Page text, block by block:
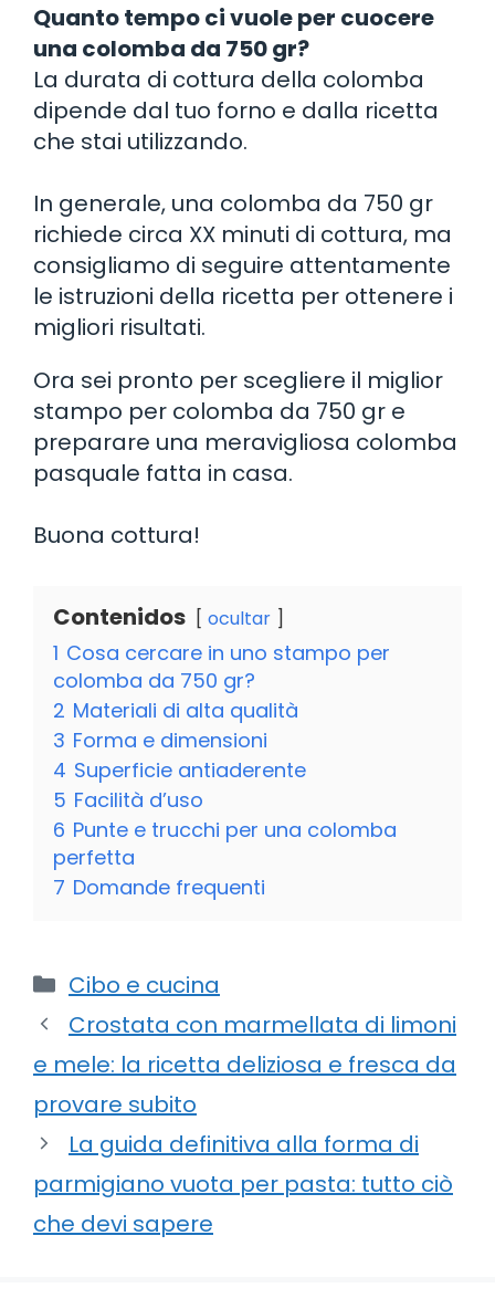
Quanto tempo ci vuole per cuocere
una colomba da 750 gr?
La durata di cottura della colomba
dipende dal tuo forno e dalla ricetta
che stai utilizzando.
In generale, una colomba da 750 gr
richiede circa XX minuti di cottura, ma
consigliamo di seguire attentamente
le istruzioni della ricetta per ottenere i
migliori risultati.
Ora sei pronto per scegliere il miglior
stampo per colomba da 750 gr e
preparare una meravigliosa colomba
pasquale fatta in casa.
Buona cottura!
Contenidos ocultar
1 Cosa cercare in uno stampo per
colomba da 750 gr?
2 Materiali di alta qualità
3 Forma e dimensioni
4 Superficie antiaderente
5 Facilità d’uso
6 Punte e trucchi per una colomba
perfetta
7 Domande frequenti
Categorie
Cibo e cucina
Crostata con marmellata di limoni
e mele: la ricetta deliziosa e fresca da
provare subito
La guida definitiva alla forma di
parmigiano vuota per pasta: tutto ciò
che devi sapere